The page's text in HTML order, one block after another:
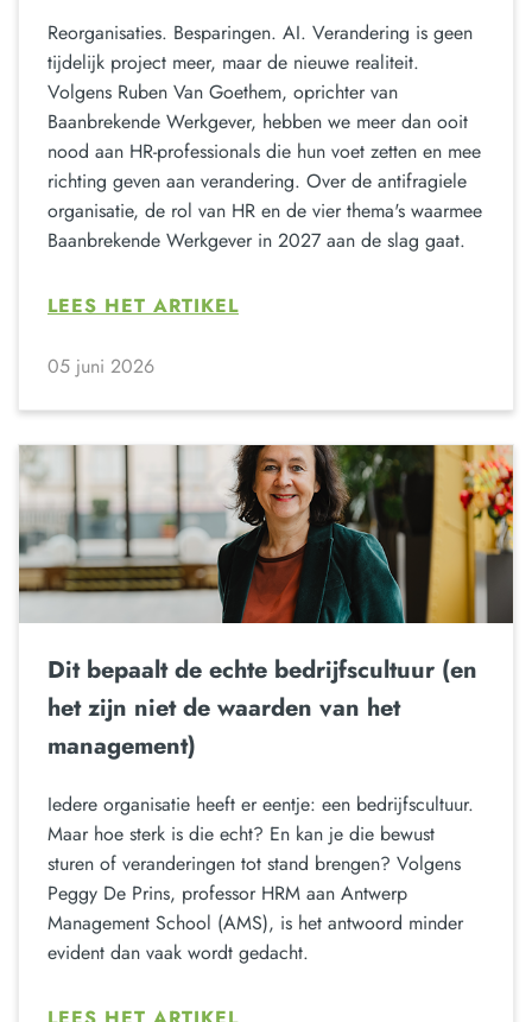
Reorganisaties. Besparingen. AI. Verandering is geen
tijdelijk project meer, maar de nieuwe realiteit.
Volgens Ruben Van Goethem, oprichter van
Baanbrekende Werkgever, hebben we meer dan ooit
nood aan HR-professionals die hun voet zetten en mee
richting geven aan verandering. Over de antifragiele
organisatie, de rol van HR en de vier thema's waarmee
Baanbrekende Werkgever in 2027 aan de slag gaat.
LEES HET ARTIKEL
05 juni 2026
Dit bepaalt de echte bedrijfscultuur (en
het zijn niet de waarden van het
management)
Iedere organisatie heeft er eentje: een bedrijfscultuur.
Maar hoe sterk is die echt? En kan je die bewust
sturen of veranderingen tot stand brengen? Volgens
Peggy De Prins, professor HRM aan Antwerp
Management School (AMS), is het antwoord minder
evident dan vaak wordt gedacht.